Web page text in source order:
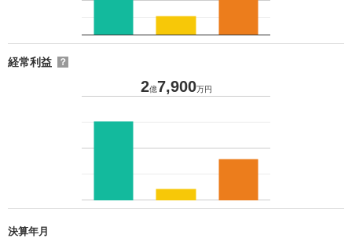
経常利益 ？
2億7,900万円
決算年月